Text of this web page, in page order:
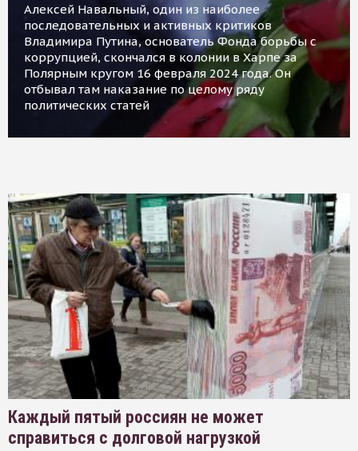
Алексей Навальный, один из наиболее
последовательных и активных критиков
Владимира Путина, основатель Фонда борьбы с
коррупцией, скончался в колонии в Харпе за
Полярным кругом 16 февраля 2024 года. Он
отбывал там наказание по целому ряду
политических статей
Каждый пятый россиян не может
справиться с долговой нагрузкой